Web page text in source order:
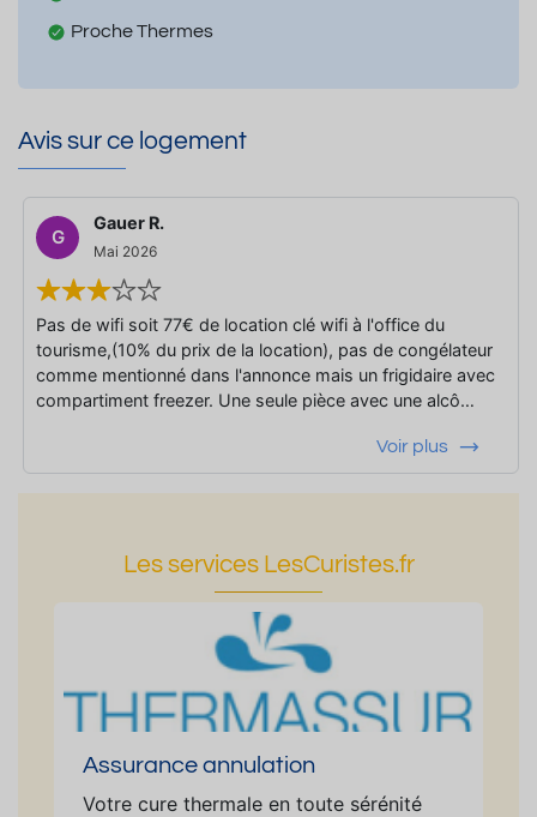
Proche Thermes
Avis sur ce logement
G
Gauer R.
Mai 2026
Pas de wifi soit 77€ de location clé wifi à l'office du
tourisme,(10% du prix de la location), pas de congélateur
comme mentionné dans l'annonce mais un frigidaire avec
compartiment freezer. Une seule pièce avec une alcô…
Voir plus
Les services LesCuristes.fr
Assurance annulation
Votre cure thermale en toute sérénité